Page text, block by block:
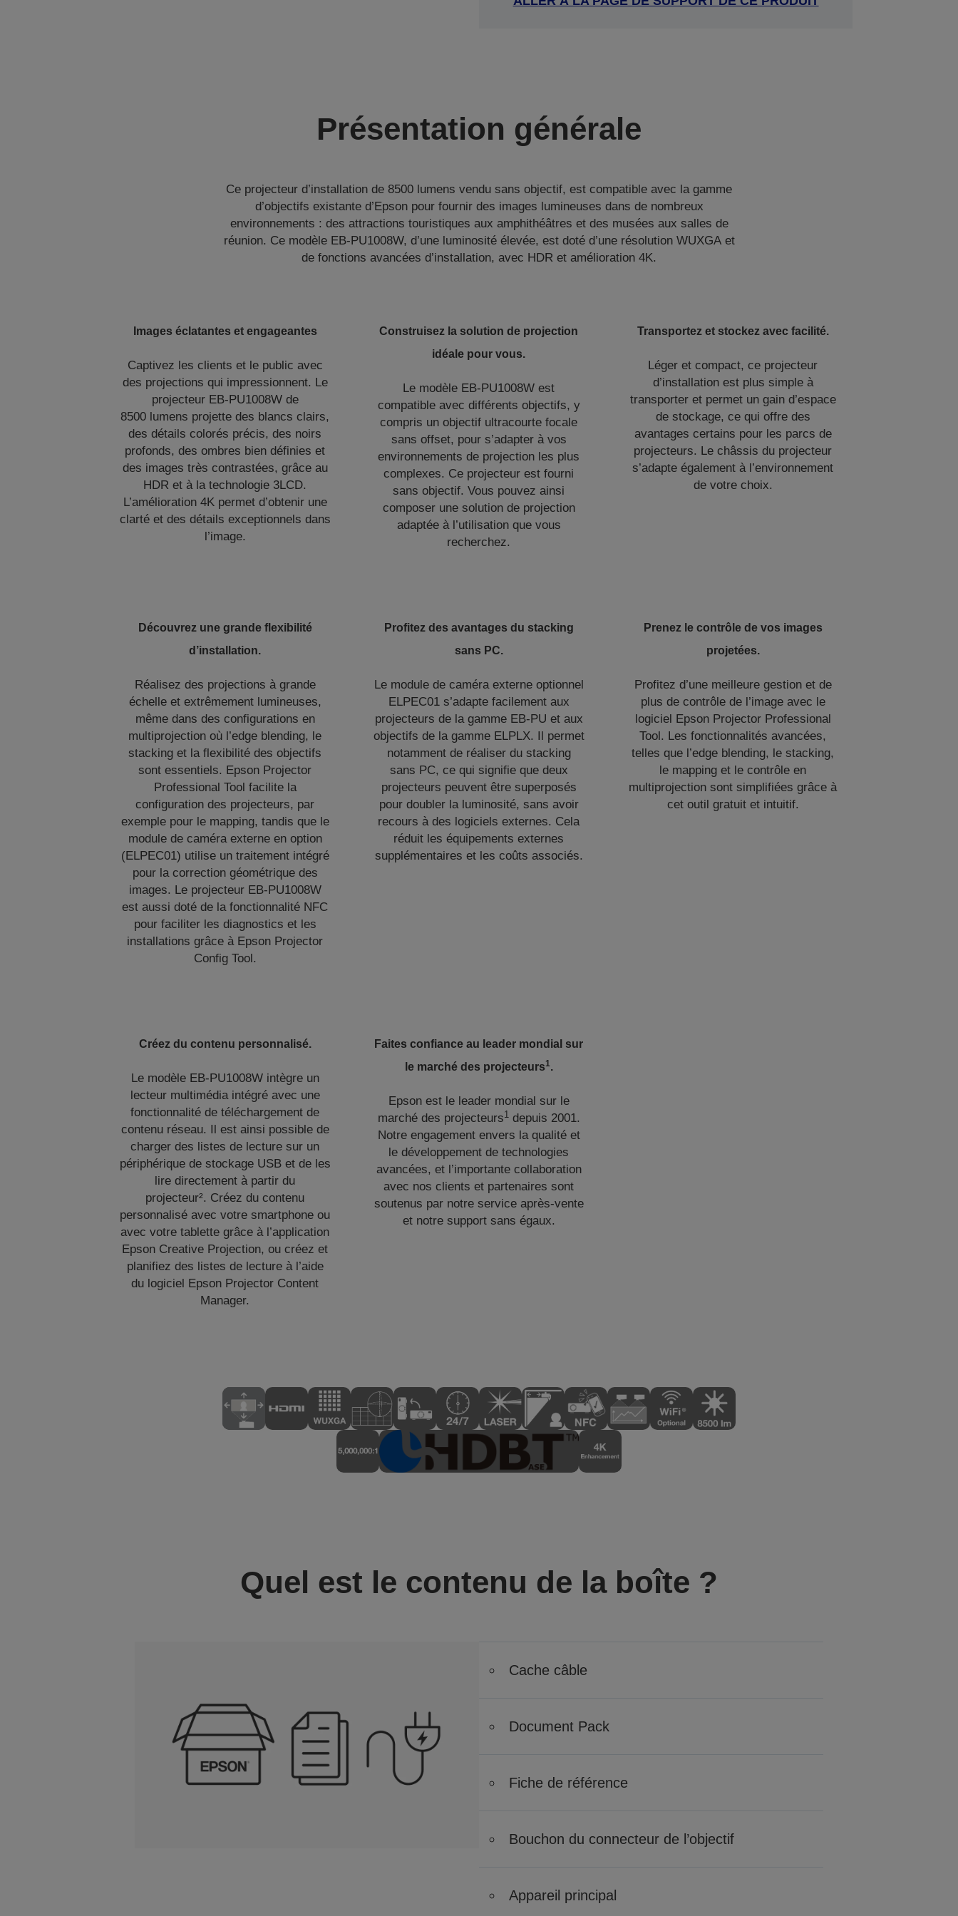
Présentation générale
Ce projecteur d’installation de 8500 lumens vendu sans objectif, est compatible avec la gamme
d’objectifs existante d’Epson pour fournir des images lumineuses dans de nombreux
environnements : des attractions touristiques aux amphithéâtres et des musées aux salles de
réunion. Ce modèle EB-PU1008W, d’une luminosité élevée, est doté d’une résolution WUXGA et
de fonctions avancées d’installation, avec HDR et amélioration 4K.
Images éclatantes et engageantes
Captivez les clients et le public avec
des projections qui impressionnent. Le
projecteur EB-PU1008W de
8500 lumens projette des blancs clairs,
des détails colorés précis, des noirs
profonds, des ombres bien définies et
des images très contrastées, grâce au
HDR et à la technologie 3LCD.
L’amélioration 4K permet d’obtenir une
clarté et des détails exceptionnels dans
l’image.
Construisez la solution de projection
idéale pour vous.
Le modèle EB-PU1008W est
compatible avec différents objectifs, y
compris un objectif ultracourte focale
sans offset, pour s’adapter à vos
environnements de projection les plus
complexes. Ce projecteur est fourni
sans objectif. Vous pouvez ainsi
composer une solution de projection
adaptée à l’utilisation que vous
recherchez.
Transportez et stockez avec facilité.
Léger et compact, ce projecteur
d’installation est plus simple à
transporter et permet un gain d’espace
de stockage, ce qui offre des
avantages certains pour les parcs de
projecteurs. Le châssis du projecteur
s’adapte également à l’environnement
de votre choix.
Découvrez une grande flexibilité
d’installation.
Réalisez des projections à grande
échelle et extrêmement lumineuses,
même dans des configurations en
multiprojection où l’edge blending, le
stacking et la flexibilité des objectifs
sont essentiels. Epson Projector
Professional Tool facilite la
configuration des projecteurs, par
exemple pour le mapping, tandis que le
module de caméra externe en option
(ELPEC01) utilise un traitement intégré
pour la correction géométrique des
images. Le projecteur EB-PU1008W
est aussi doté de la fonctionnalité NFC
pour faciliter les diagnostics et les
installations grâce à Epson Projector
Config Tool.
Profitez des avantages du stacking
sans PC.
Le module de caméra externe optionnel
ELPEC01 s’adapte facilement aux
projecteurs de la gamme EB-PU et aux
objectifs de la gamme ELPLX. Il permet
notamment de réaliser du stacking
sans PC, ce qui signifie que deux
projecteurs peuvent être superposés
pour doubler la luminosité, sans avoir
recours à des logiciels externes. Cela
réduit les équipements externes
supplémentaires et les coûts associés.
Prenez le contrôle de vos images
projetées.
Profitez d’une meilleure gestion et de
plus de contrôle de l’image avec le
logiciel Epson Projector Professional
Tool. Les fonctionnalités avancées,
telles que l’edge blending, le stacking,
le mapping et le contrôle en
multiprojection sont simplifiées grâce à
cet outil gratuit et intuitif.
Créez du contenu personnalisé.
Le modèle EB-PU1008W intègre un
lecteur multimédia intégré avec une
fonctionnalité de téléchargement de
contenu réseau. Il est ainsi possible de
charger des listes de lecture sur un
périphérique de stockage USB et de les
lire directement à partir du
projecteur². Créez du contenu
personnalisé avec votre smartphone ou
avec votre tablette grâce à l’application
Epson Creative Projection, ou créez et
planifiez des listes de lecture à l’aide
du logiciel Epson Projector Content
Manager.
Faites confiance au leader mondial sur
le marché des projecteurs1.
Epson est le leader mondial sur le
marché des projecteurs1depuis 2001.
Notre engagement envers la qualité et
le développement de technologies
avancées, et l’importante collaboration
avec nos clients et partenaires sont
soutenus par notre service après-vente
et notre support sans égaux.
Quel est le contenu de la boîte ?
Cache câble
Document Pack
Fiche de référence
Bouchon du connecteur de l’objectif
Appareil principal